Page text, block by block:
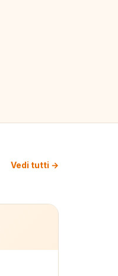
Vedi tutti →